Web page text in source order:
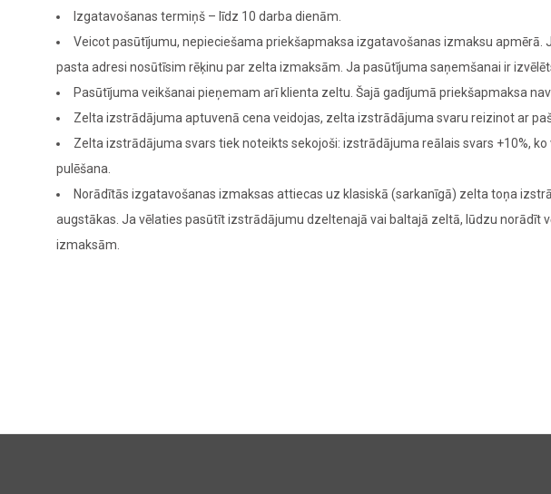
Izgatavošanas termiņš – līdz 10 darba dienām.
Veicot pasūtījumu, nepieciešama priekšapmaksa izgatavošanas izmaksu
pasta adresi nosūtīsim rēķinu par zelta izmaksām. Ja pasūtījuma saņemšanai ir
Pasūtījuma veikšanai pieņemam arī klienta zeltu. Šajā gadījumā priekšapmaksa
Zelta izstrādājuma aptuvenā cena veidojas, zelta izstrādājuma svaru reizinot ar
Zelta izstrādājuma svars tiek noteikts sekojoši: izstrādājuma reālais svars +10%,
pulēšana.
Norādītās izgatavošanas izmaksas attiecas uz klasiskā (sarkanīgā) zelta toņa
augstākas. Ja vēlaties pasūtīt izstrādājumu dzeltenajā vai baltajā zeltā, lūdzu norādīt
izmaksām.